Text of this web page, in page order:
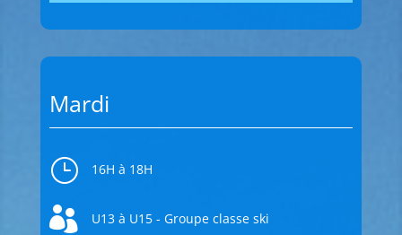
Mardi
} 16H à 18H
 U13 à U15 - Groupe classe ski